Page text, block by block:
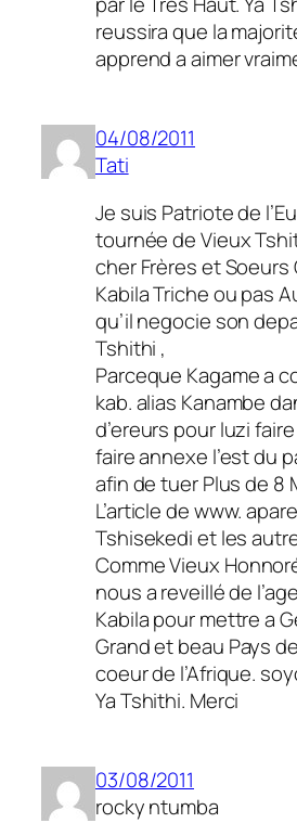
reussira que la
apprend a aimer
04/08/2011
Tati
Je suis Patriote de
tournée de Vieux
cher Frères et Soeurs
Kabila Triche ou pas
qu’il negocie son
Tshithi ,
Parceque Kagame a
kab. alias Kanambe
d’ereurs pour luzi
faire annexe l’est du
afin de tuer Plus de 8
L’article de www.
Tshisekedi et les
Comme Vieux
nous a reveillé de
Kabila pour mettre a
Grand et beau Pays
coeur de l’Afrique.
Ya Tshithi. Merci
03/08/2011
rocky ntumba